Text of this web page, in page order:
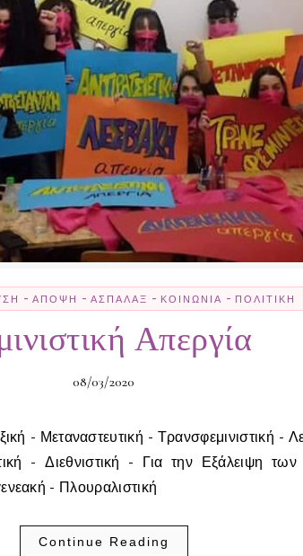
- ΆΠΟΨΗ - ΑΣΠΆΛΑΞ - ΚΟΙΝΩΝΊΑ - ΠΟΛΙΤΙΚΉ
Απεργία
08/03/2020
- Μεταναστευτική - Τρανσφεμινιστική -
- Διεθνιστική - Για την Εξάλειψη
- Πλουραλιστική
Continue Reading